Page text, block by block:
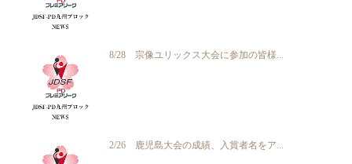
8/28 宗像ユリックス大会に参加の皆様...
2/26 鹿児島大会の成績、入賞者名をア...